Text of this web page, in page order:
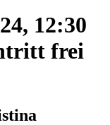
12:30
frei